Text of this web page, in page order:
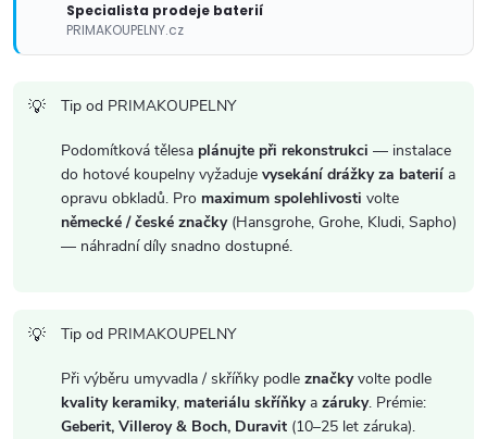
Specialista prodeje baterií
PRIMAKOUPELNY.cz
Tip od PRIMAKOUPELNY
Podomítková tělesa plánujte při rekonstrukci — instalace
do hotové koupelny vyžaduje vysekání drážky za baterií a
opravu obkladů. Pro maximum spolehlivosti volte
německé / české značky(Hansgrohe, Grohe, Kludi, Sapho)
— náhradní díly snadno dostupné.
Tip od PRIMAKOUPELNY
Při výběru umyvadla / skříňky podle značkyvolte podle
kvality keramiky, materiálu skříňkya záruky. Prémie:
Geberit, Villeroy & Boch, Duravit (10–25 let záruka).